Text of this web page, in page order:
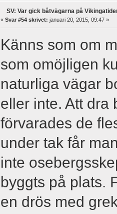
SV: Var gick båtvägarna på
« Svar #54 skrivet: januari 20, 2015, 09:47 »
Känns som om
som omöjligen
naturliga vägar
eller inte. Att dra
förvarades de
under tak får
inte
byggts på plats.
en drös med